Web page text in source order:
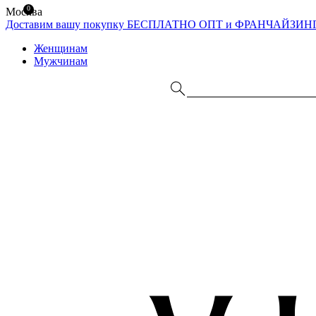
Москва
Доставим вашу покупку БЕСПЛАТНО ОПТ и
Женщинам
Мужчинам
0